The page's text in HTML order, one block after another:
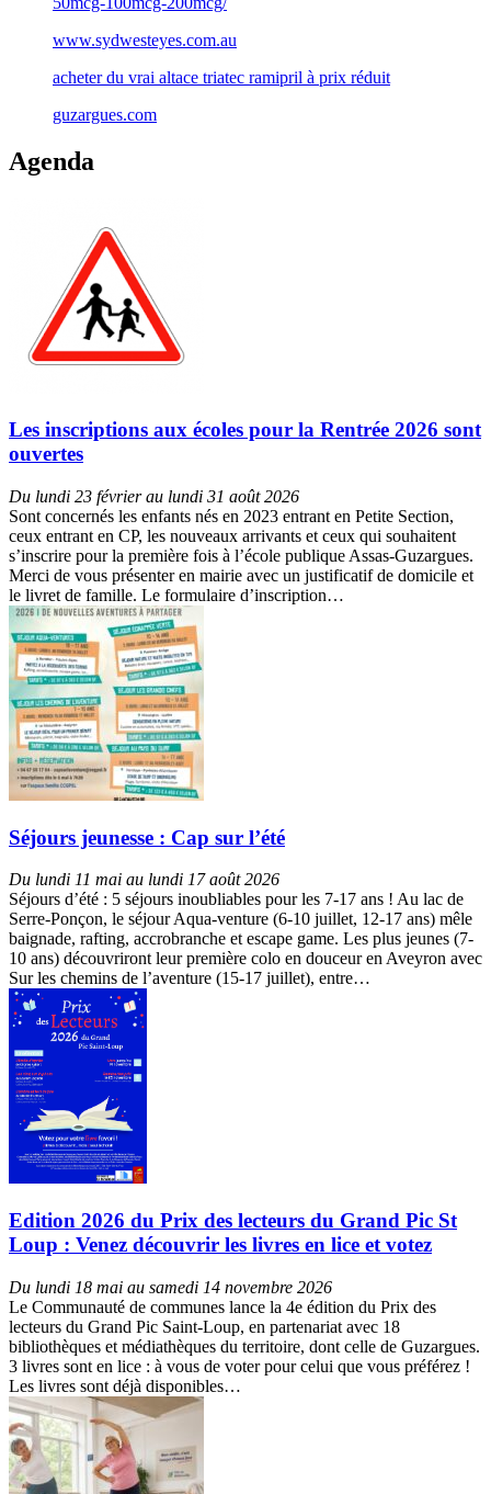
www.sydwesteyes.com.au
acheter du vrai altace triatec ramipril à prix réduit
guzargues.com
Agenda
Les inscriptions aux écoles pour la Rentrée 2026 sont
ouvertes
Du lundi 23 février au lundi 31 août 2026
Sont concernés les enfants nés en 2023 entrant en Petite Section,
ceux entrant en CP, les nouveaux arrivants et ceux qui souhaitent
s’inscrire pour la première fois à l’école publique Assas-Guzargues.
Merci de vous présenter en mairie avec un justificatif de domicile et
le livret de famille. Le formulaire d’inscription…
Séjours jeunesse : Cap sur l’été
Du lundi 11 mai au lundi 17 août 2026
Séjours d’été : 5 séjours inoubliables pour les 7-17 ans ! Au lac de
Serre-Ponçon, le séjour Aqua-venture (6-10 juillet, 12-17 ans) mêle
baignade, rafting, accrobranche et escape game. Les plus jeunes (7-
10 ans) découvriront leur première colo en douceur en Aveyron avec
Sur les chemins de l’aventure (15-17 juillet), entre…
Edition 2026 du Prix des lecteurs du Grand Pic St
Loup : Venez découvrir les livres en lice et votez
Du lundi 18 mai au samedi 14 novembre 2026
Le Communauté de communes lance la 4e édition du Prix des
lecteurs du Grand Pic Saint-Loup, en partenariat avec 18
bibliothèques et médiathèques du territoire, dont celle de Guzargues.
3 livres sont en lice : à vous de voter pour celui que vous préférez !
Les livres sont déjà disponibles…